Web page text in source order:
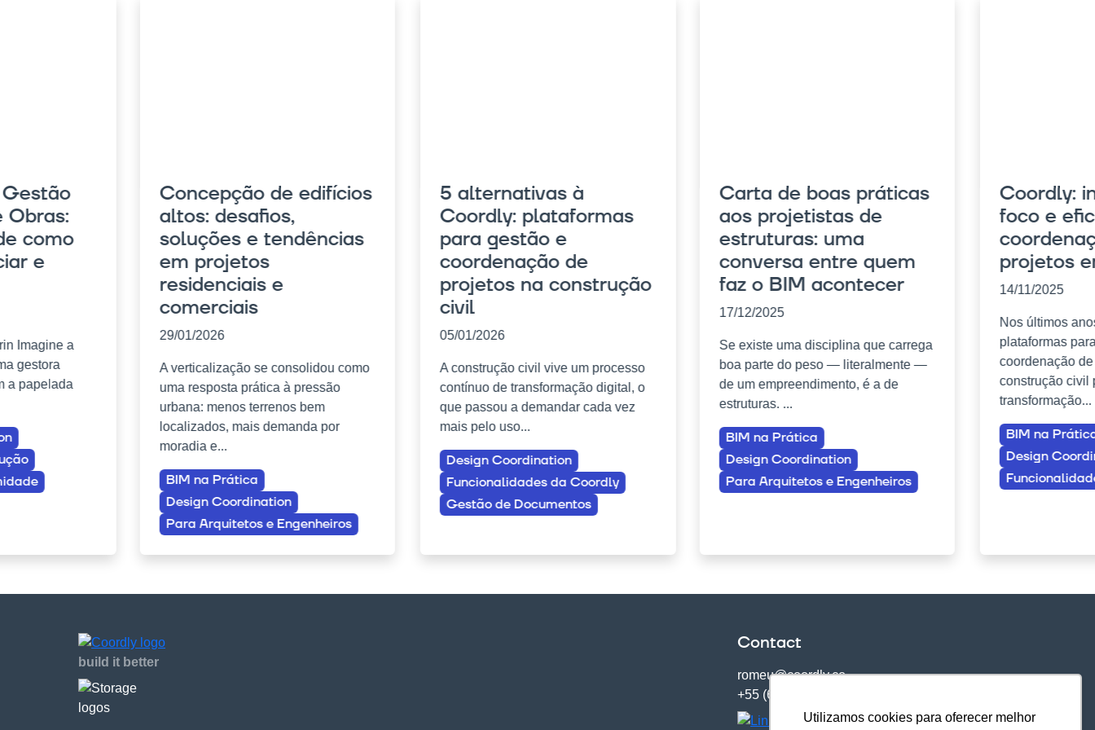
Utilizamos cookies para oferecer melhor
Obras:
como
e
Imagine a
gestora
a papelada
Concepção de edifícios
altos: desafios,
soluções e tendências
em projetos
residenciais e
comerciais
29/01/2026
A verticalização se consolidou como
uma resposta prática à pressão
urbana: menos terrenos bem
localizados, mais demanda por
moradia e...
BIM na Prática
Design Coordination
Para Arquitetos e Engenheiros
5 alternativas à
Coordly: plataformas
para gestão e
coordenação de
projetos na construção
civil
05/01/2026
A construção civil vive um processo
contínuo de transformação digital, o
que passou a demandar cada vez
mais pelo uso...
Design Coordination
Funcionalidades da Coordly
Gestão de Documentos
Carta de boas práticas
aos projetistas de
estruturas: uma
conversa entre quem
faz o BIM acontecer
17/12/2025
Se existe uma disciplina que carrega
boa parte do peso — literalmente —
de um empreendimento, é a de
estruturas. ...
BIM na Prática
Design Coordination
Para Arquitetos e Engenheiros
Coordly:
foco e
projetos
14/11/2025
Nos últimos
plataformas
coordenação
construção civil
transformação...
BIM na
Design
build it better
Contact
romeu@coordly.co
+55 (62) 9 8200-6600